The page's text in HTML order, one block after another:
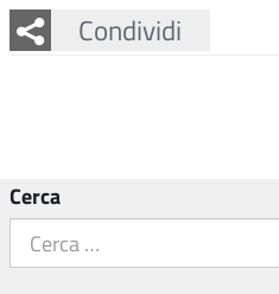
Condividi
Facebook
Twitter
Whatsapp
Cerca